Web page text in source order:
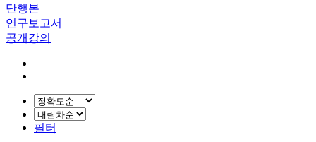
단행본
연구보고서
공개강의
필터